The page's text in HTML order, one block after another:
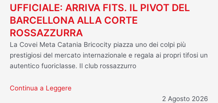
UFFICIALE: ARRIVA FITS. IL PIVOT DEL
BARCELLONA ALLA CORTE
ROSSAZZURRA
La Covei Meta Catania Bricocity piazza uno dei colpi più
prestigiosi del mercato internazionale e regala ai propri tifosi un
autentico fuoriclasse. Il club rossazzurro
Continua a Leggere
2 Agosto 2026